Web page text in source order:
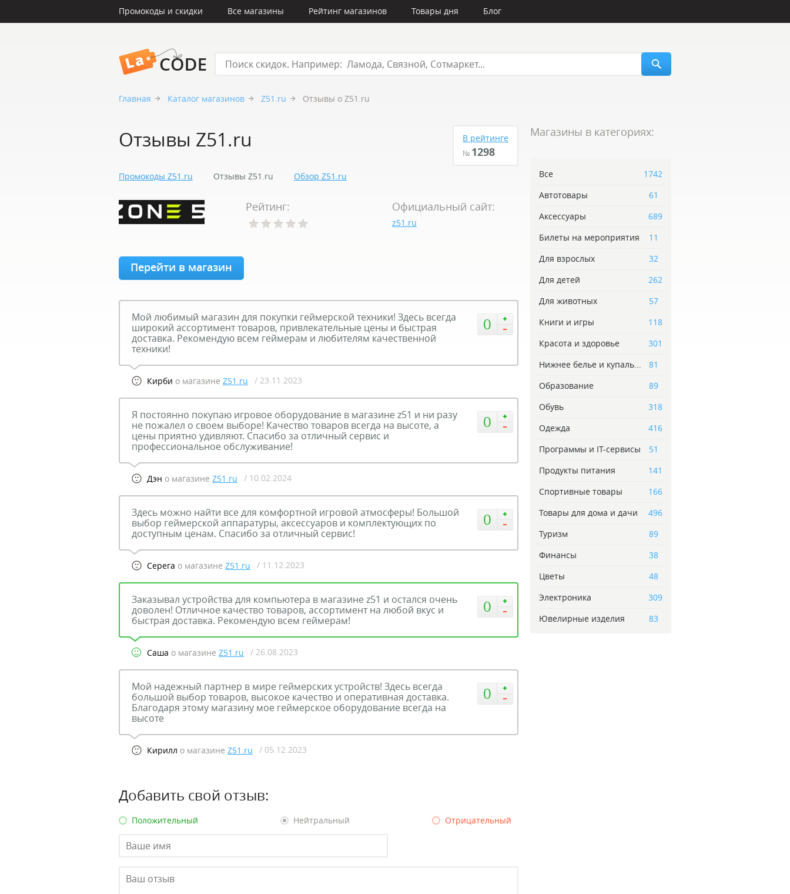
Промокоды и скидки Все магазины Рейтинг магазинов Товары дня Блог
Главная Каталог магазинов Z51.ru Отзывы о Z51.ru
Отзывы Z51.ru В рейтинге
№ 1298
Промокоды Z51.ru Отзывы Z51.ru Обзор Z51.ru
Рейтинг: Официальный сайт:
z51.ru
Перейти в магазин
0
Мой любимый магазин для покупки геймерской техники! Здесь всегда
широкий ассортимент товаров, привлекательные цены и быстрая
доставка. Рекомендую всем геймерам и любителям качественной
техники!
Кирби о магазине Z51.ru / 23.11.2023
0
Я постоянно покупаю игровое оборудование в магазине z51 и ни разу
не пожалел о своем выборе! Качество товаров всегда на высоте, а
цены приятно удивляют. Спасибо за отличный сервис и
профессиональное обслуживание!
Дэн о магазине Z51.ru / 10.02.2024
0
Здесь можно найти все для комфортной игровой атмосферы! Большой
выбор геймерской аппаратуры, аксессуаров и комплектующих по
доступным ценам. Спасибо за отличный сервис!
Серега о магазине Z51.ru / 11.12.2023
0
Заказывал устройства для компьютера в магазине z51 и остался очень
доволен! Отличное качество товаров, ассортимент на любой вкус и
быстрая доставка. Рекомендую всем геймерам!
Саша о магазине Z51.ru / 26.08.2023
0
Мой надежный партнер в мире геймерских устройств! Здесь всегда
большой выбор товаров, высокое качество и оперативная доставка.
Благодаря этому магазину мое геймерское оборудование всегда на
высоте
Кирилл о магазине Z51.ru / 05.12.2023
Добавить свой отзыв:
Положительный Нейтральный Отрицательный
Магазины в категориях:
Все
1742
Автотовары
61
Аксессуары
689
Билеты на мероприятия
11
Для взрослых
32
Для детей
262
Для животных
57
Книги и игры
118
Красота и здоровье
301
Нижнее белье и купаль...
81
Образование
89
Обувь
318
Одежда
416
Программы и IT-сервисы
51
Продукты питания
141
Спортивные товары
166
Товары для дома и дачи
496
Туризм
89
Финансы
38
Цветы
48
Электроника
309
Ювелирные изделия
83